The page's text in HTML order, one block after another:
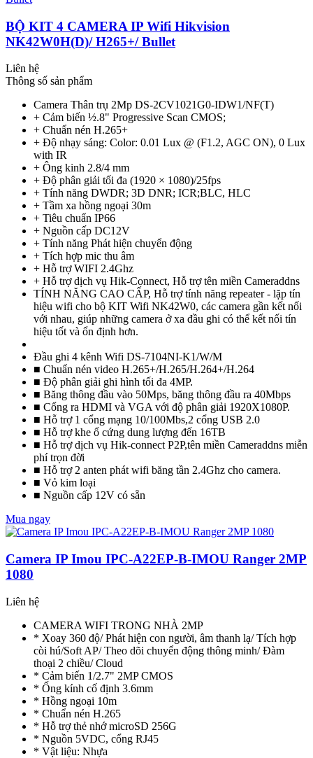
BỘ KIT 4 CAMERA IP Wifi Hikvision
NK42W0H(D)/ H265+/ Bullet
Liên hệ
Thông số sản phẩm
Camera Thân trụ 2Mp DS-2CV1021G0-IDW1/NF(T)
+ Cảm biến ½.8" Progressive Scan CMOS;
+ Chuẩn nén H.265+
+ Độ nhạy sáng: Color: 0.01 Lux @ (F1.2, AGC ON), 0 Lux
with IR
+ Ông kinh 2.8/4 mm
+ Độ phân giải tối đa (1920 × 1080)/25fps
+ Tính năng DWDR; 3D DNR; ICR;BLC, HLC
+ Tầm xa hồng ngoại 30m
+ Tiêu chuẩn IP66
+ Nguồn cấp DC12V
+ Tính năng Phát hiện chuyển động
+ Tích hợp mic thu âm
+ Hỗ trợ WIFI 2.4Ghz
+ Hỗ trợ dịch vụ Hik-Connect, Hỗ trợ tên miền Cameraddns
TÍNH NĂNG CAO CẤP, Hỗ trợ tính năng repeater - lặp tín
hiệu wifi cho bộ KIT Wifi NK42W0, các camera gần kết nối
với nhau, giúp những camera ở xa đầu ghi có thể kết nối tín
hiệu tốt và ổn định hơn.
Đầu ghi 4 kênh Wifi DS-7104NI-K1/W/M
■ Chuẩn nén video H.265+/H.265/H.264+/H.264
■ Độ phân giải ghi hình tối đa 4MP.
■ Băng thông đầu vào 50Mps, băng thông đầu ra 40Mbps
■ Cổng ra HDMI và VGA với độ phân giải 1920X1080P.
■ Hỗ trợ 1 cổng mạng 10/100Mbs,2 cổng USB 2.0
■ Hỗ trợ khe ổ cứng dung lượng đến 16TB
■ Hỗ trợ dịch vụ Hik-connect P2P,tên miền Cameraddns miễn
phí trọn đời
■ Hỗ trợ 2 anten phát wifi băng tần 2.4Ghz cho camera.
■ Vỏ kim loại
■ Nguồn cấp 12V có sẵn
Mua ngay
Camera IP Imou IPC-A22EP-B-IMOU Ranger 2MP
1080
Liên hệ
CAMERA WIFI TRONG NHÀ 2MP
* Xoay 360 độ/ Phát hiện con người, âm thanh lạ/ Tích hợp
còi hú/Soft AP/ Theo dõi chuyển động thông minh/ Đàm
thoại 2 chiều/ Cloud
* Cảm biến 1/2.7" 2MP CMOS
* Ống kính cố định 3.6mm
* Hồng ngoại 10m
* Chuẩn nén H.265
* Hỗ trợ thẻ nhớ microSD 256G
* Nguồn 5VDC, cổng RJ45
* Vật liệu: Nhựa